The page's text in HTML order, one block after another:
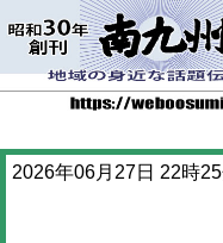
2026年06月27日 22時